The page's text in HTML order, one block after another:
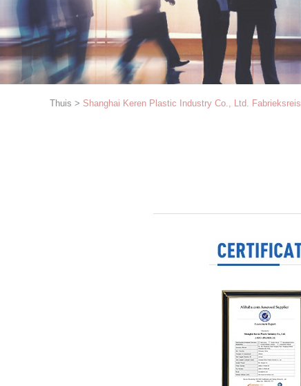
Thuis > Shanghai Keren Plastic Industry Co., Ltd. Fabrieksreis